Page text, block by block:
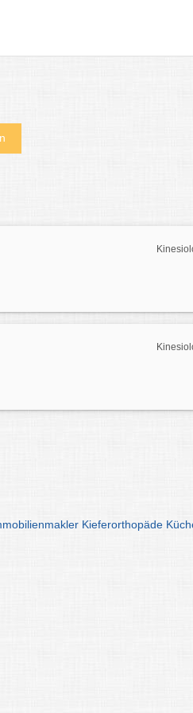
Kieferorthopäde